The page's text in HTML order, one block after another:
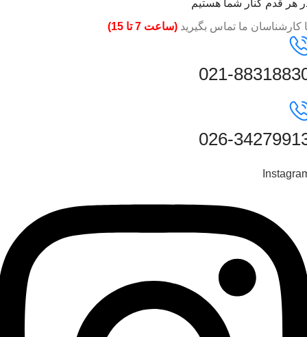
هر قدم کنار شما هستیم
کارشناسان ما تماس بگیرید (ساعت 7 تا 15)
021-
026-